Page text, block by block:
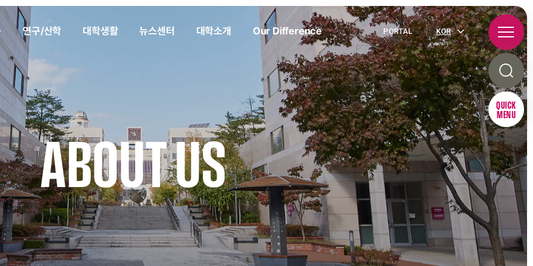
연구/산학 대학생활 뉴스센터 대학소개 Our Difference PORTAL KOR
QUICK
MENU
ABOUT US